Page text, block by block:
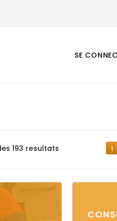
SE
193 resultats 1